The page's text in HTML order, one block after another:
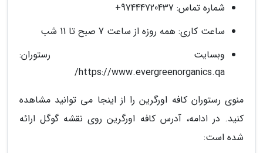
شماره تماس: 97444720437+
ساعت کاری: همه روزه از ساعت 7 صبح تا 11 شب
وبسایت رستوران:
https://www.evergreenorganics.qa/
منوی رستوران کافه اورگرین را از اینجا می توانید مشاهده
کنید. در ادامه، آدرس کافه اورگرین روی نقشه گوگل ارائه
شده است: